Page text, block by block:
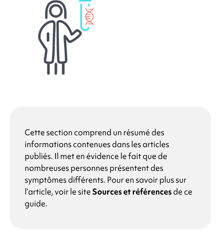
Cette section comprend un résumé des
informations contenues dans les articles
publiés. Il met en évidence le fait que de
nombreuses personnes présentent des
symptômes différents. Pour en savoir plus sur
l’article, voir le siteSources et référencesde ce
guide.